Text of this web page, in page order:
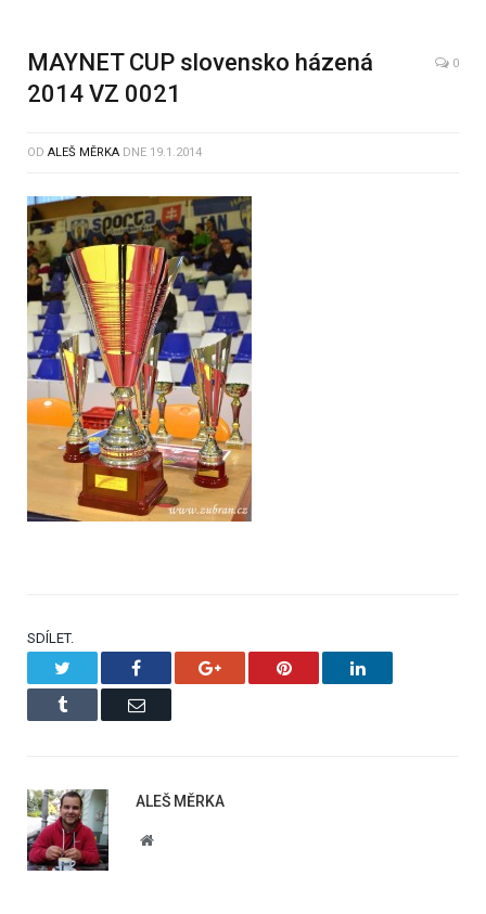
MAYNET CUP slovensko házená
2014 VZ 0021
0
OD ALEŠ MĚRKA DNE 19.1.2014
SDÍLET.
Facebook Google+ Pinterest LinkedIn
Tumblr Email
ALEŠ MĚRKA
Website